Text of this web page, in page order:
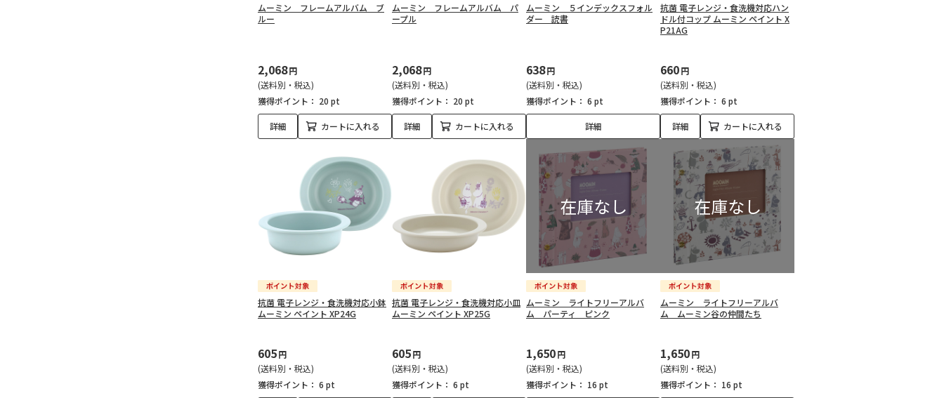
ムーミン フレームアルバム ブ
ルー
2,068円
(送料別・税込)
獲得ポイント： 20 pt
詳細 カートに入れる
ムーミン フレームアルバム パ
ープル
2,068円
(送料別・税込)
獲得ポイント： 20 pt
詳細 カートに入れる
ムーミン ５インデックスフォル
ダー 読書
638円
(送料別・税込)
獲得ポイント： 6 pt
詳細
抗菌 電子レンジ・食洗機対応ハン
ドル付コップ ムーミン ペイント X
P21AG
660円
(送料別・税込)
獲得ポイント： 6 pt
詳細 カートに入れる
抗菌 電子レンジ・食洗機対応小鉢
ムーミン ペイント XP24G
605円
(送料別・税込)
獲得ポイント： 6 pt
抗菌 電子レンジ・食洗機対応小皿
ムーミン ペイント XP25G
605円
(送料別・税込)
獲得ポイント： 6 pt
ムーミン ライトフリーアルバ
ム パーティ ピンク
1,650円
(送料別・税込)
獲得ポイント： 16 pt
ムーミン ライトフリーアルバ
ム ムーミン谷の仲間たち
1,650円
(送料別・税込)
獲得ポイント： 16 pt